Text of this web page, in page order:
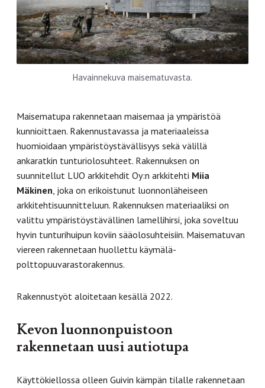
Havainnekuva maisematuvasta.
Maisematupa rakennetaan maisemaa ja ympäristöä
kunnioittaen. Rakennustavassa ja materiaaleissa
huomioidaan ympäristöystävällisyys sekä välillä
ankaratkin tunturiolosuhteet. Rakennuksen on
suunnitellut LUO arkkitehdit Oy:n arkkitehti Miia
Mäkinen, joka on erikoistunut luonnonläheiseen
arkkitehtisuunnitteluun. Rakennuksen materiaaliksi on
valittu ympäristöystävällinen lamellihirsi, joka soveltuu
hyvin tunturihuipun koviin sääolosuhteisiin. Maisematuvan
viereen rakennetaan huollettu käymälä-
polttopuuvarastorakennus.
Rakennustyöt aloitetaan kesällä 2022.
Kevon luonnonpuistoon
rakennetaan uusi autiotupa
Käyttökiellossa olleen Guivin kämpän tilalle rakennetaan